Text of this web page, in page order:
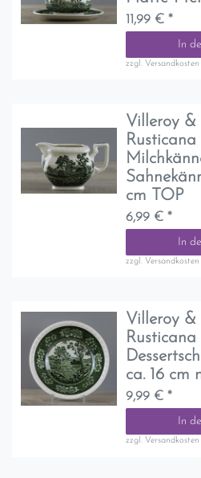
11,99 € *
In
zzgl. Versandkosten
Villeroy &
cm TOP
6,99 € *
In
zzgl. Versandkosten
Villeroy &
Rusticana
ca. 16 cm
9,99 € *
In
zzgl. Versandkosten